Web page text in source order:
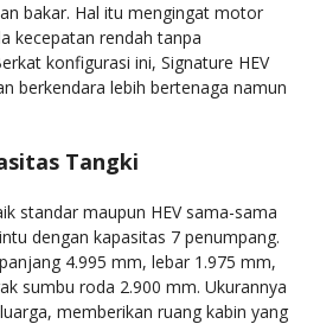
bakar. Hal itu mengingat motor
kecepatan rendah tanpa
konfigurasi ini, Signature HEV
berkendara lebih bertenaga namun
Tangki
standar maupun HEV sama-sama
dengan kapasitas 7 penumpang.
4.995 mm, lebar 1.975 mm,
sumbu roda 2.900 mm. Ukurannya
memberikan ruang kabin yang